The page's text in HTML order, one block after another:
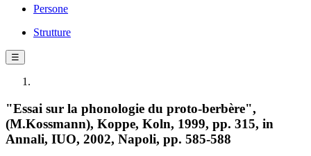
Persone
Strutture
☰
"Essai sur la phonologie du proto-berbère",
(M.Kossmann), Koppe, Koln, 1999, pp. 315, in
Annali, IUO, 2002, Napoli, pp. 585-588